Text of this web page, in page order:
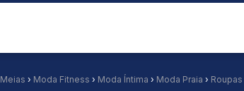
Meias › Moda Fitness › Moda Íntima › Moda Praia › Roupas